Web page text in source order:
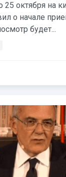
25 октября на
о начале
будет...